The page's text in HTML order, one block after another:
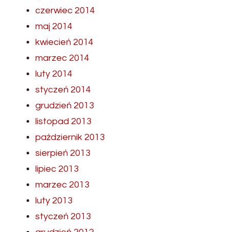
czerwiec 2014
maj 2014
kwiecień 2014
marzec 2014
luty 2014
styczeń 2014
grudzień 2013
listopad 2013
październik 2013
sierpień 2013
lipiec 2013
marzec 2013
luty 2013
styczeń 2013